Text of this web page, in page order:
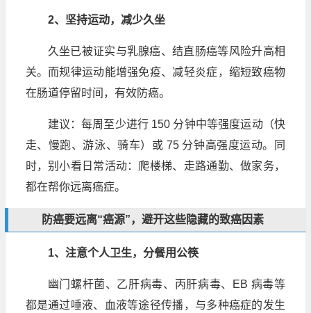
2、坚持运动，减少久坐
久坐已被证实与乳腺癌、结直肠癌等风险升高相
关。而规律运动能增强免疫、减轻炎症，缩短致癌物
在肠道停留时间，有效防癌。
建议：每周至少进行 150 分钟中等强度运动（快
走、慢跑、游泳、骑车）或 75 分钟高强度运动。同
时，别小看日常活动：爬楼梯、走路通勤、做家务，
都在帮你远离癌症。
防癌要远离“癌源”，避开这些隐藏的致癌因素
1、注意个人卫生，分餐用公筷
幽门螺杆菌、乙肝病毒、丙肝病毒、EB 病毒等
都是通过唾液、血液等途径传播，与多种癌症的发生